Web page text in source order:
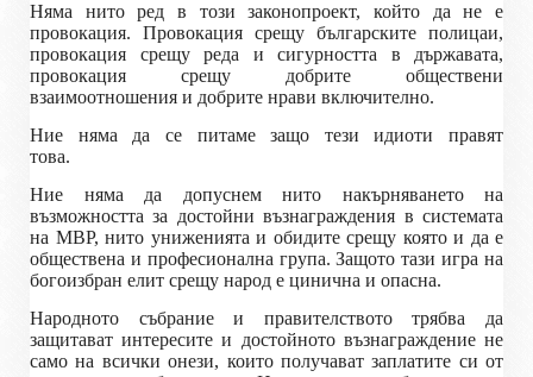
Няма нито ред в този законопроект, който да не е
провокация. Провокация срещу българските полицаи,
провокация срещу реда и сигурността в държавата,
провокация срещу добрите обществени
взаимоотношения и добрите нрави включително.
Ние няма да се питаме защо тези идиоти правят
това.
Ние няма да допуснем нито накърняването на
възможността за достойни възнаграждения в системата
на МВР, нито униженията и обидите срещу която и да е
обществена и професионална група. Защото тази игра на
богоизбран елит срещу народ е цинична и опасна.
Народното събрание и правителството трябва да
защитават интересите и достойното възнаграждение не
само на всички онези, които получават заплатите си от